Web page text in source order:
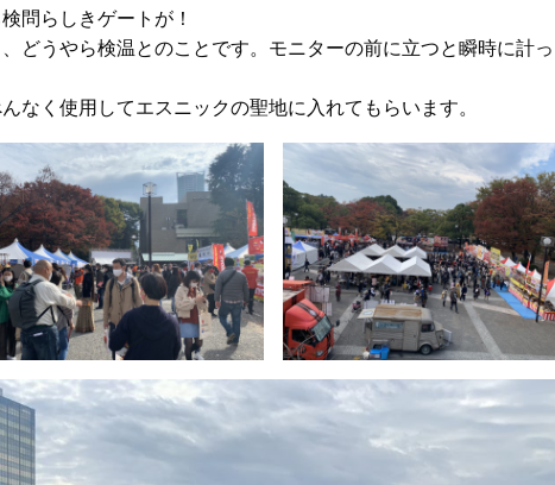
問らしきゲートが！
どうやら検温とのことです。モニターの前に立つと瞬時に計っ
なく使用してエスニックの聖地に入れてもらいます。